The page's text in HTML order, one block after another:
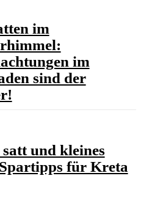
im
im
sind der
satt und kleines
für Kreta